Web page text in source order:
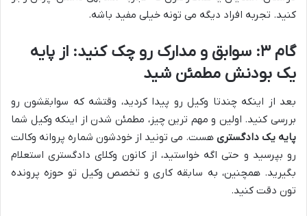
کنید. تجربه افراد دیگه می تونه خیلی مفید باشه.
گام ۳: سوابق و مدارک رو چک کنید: از پایه
یک بودنش مطمئن شید
بعد از اینکه چندتا وکیل رو پیدا کردید، وقتشه که سوابقشون رو
بررسی کنید. اولین و مهم ترین چیز، مطمئن شدن از اینکه وکیل شما
پایه یک دادگستری هست. می تونید از خودشون شماره پروانه وکالت
رو بپرسید و حتی اگه خواستید، از کانون وکلای دادگستری استعلام
بگیرید. همچنین، به سابقه کاری و تخصص وکیل تو حوزه پرونده
تون دقت کنید.